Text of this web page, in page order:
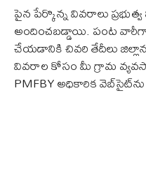
పైన పేర్కొన్న వివరాలు
అందించబడ్డాయి. పంట
చేయడానికి చివరి తేదీలు
వివరాల కోసం మీ గ్రామ
PMFBY అధికారిక